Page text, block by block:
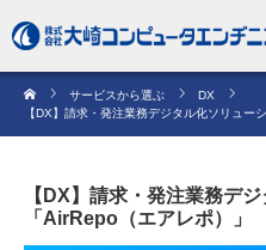
サービスから選ぶ
DX
【DX】請求・発注業務デジタル化ソリュー
【DX】請求・発注業務デ
「AirRepo（エアレポ）」